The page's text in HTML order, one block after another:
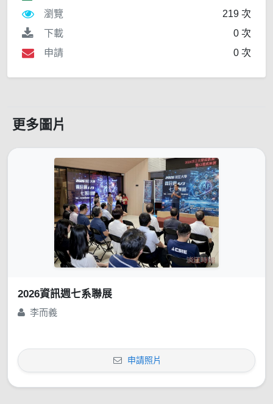
瀏覽
219 次
下載
0 次
申請
0 次
更多圖片
2026資訊週七系聯展
李而義
申請照片